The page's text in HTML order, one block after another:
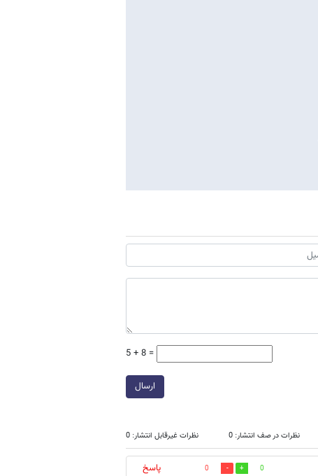
5 + 8 =
ارسال
نظرات در صف انتشار: 0 نظرات غیرقابل انتشار: 0
0
0 پاسخ